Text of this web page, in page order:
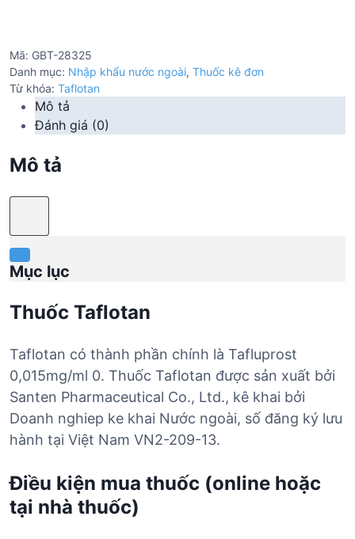
Mã: GBT-28325
Danh mục: Nhập khẩu nước ngoài, Thuốc kê đơn
Từ khóa: Taflotan
Mô tả
Đánh giá (0)
Mô tả
Mục lục
Thuốc Taflotan
Taflotan có thành phần chính là Tafluprost
0,015mg/ml 0. Thuốc Taflotan được sản xuất bởi
Santen Pharmaceutical Co., Ltd., kê khai bởi
Doanh nghiep ke khai Nước ngoài, số đăng ký lưu
hành tại Việt Nam VN2-209-13.
Điều kiện mua thuốc (online hoặc
tại nhà thuốc)